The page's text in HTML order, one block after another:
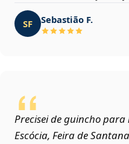
SF Sebastião F.
Precisei de guincho
Escócia, Feira de